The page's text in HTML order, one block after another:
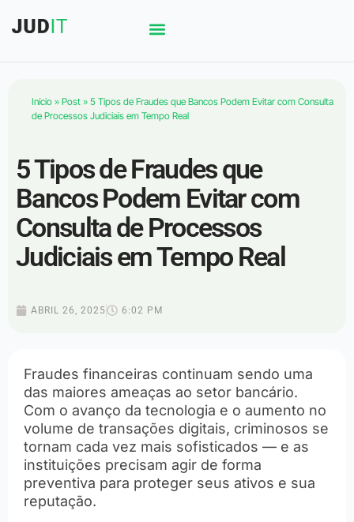
Início » Post » 5 Tipos de Fraudes que Bancos Podem Evitar com Consulta
de Processos Judiciais em Tempo Real
5 Tipos de Fraudes que
Bancos Podem Evitar com
Consulta de Processos
Judiciais em Tempo Real
ABRIL 26, 2025 6:02 PM
Fraudes financeiras continuam sendo uma
das maiores ameaças ao setor bancário.
Com o avanço da tecnologia e o aumento no
volume de transações digitais, criminosos se
tornam cada vez mais sofisticados — e as
instituições precisam agir de forma
preventiva para proteger seus ativos e sua
reputação.